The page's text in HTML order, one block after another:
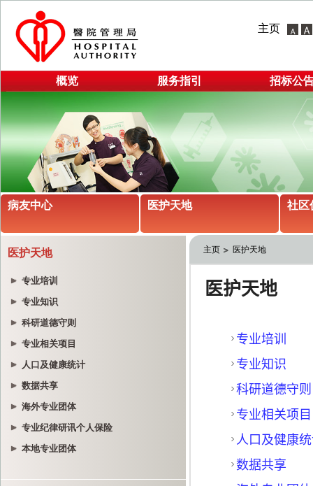
主页
概览 服务指引 招标公
病友中心 医护天地 社区
医护天地
专业培训
专业知识
科研道德守则
专业相关项目
人口及健康统计
数据共享
海外专业团体
专业纪律研讯个人保险
本地专业团体
主页 医护天地